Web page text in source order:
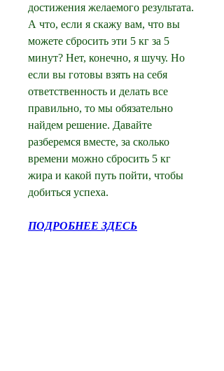
достижения желаемого результата.
А что, если я скажу вам, что вы
можете сбросить эти 5 кг за 5
минут? Нет, конечно, я шучу. Но
если вы готовы взять на себя
ответственность и делать все
правильно, то мы обязательно
найдем решение. Давайте
разберемся вместе, за сколько
времени можно сбросить 5 кг
жира и какой путь пойти, чтобы
добиться успеха.
ПОДРОБНЕЕ ЗДЕСЬ